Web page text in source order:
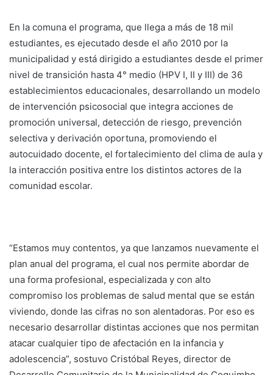
En la comuna el programa, que llega a más de 18 mil
estudiantes, es ejecutado desde el año 2010 por la
municipalidad y está dirigido a estudiantes desde el primer
nivel de transición hasta 4° medio (HPV I, II y III) de 36
establecimientos educacionales, desarrollando un modelo
de intervención psicosocial que integra acciones de
promoción universal, detección de riesgo, prevención
selectiva y derivación oportuna, promoviendo el
autocuidado docente, el fortalecimiento del clima de aula y
la interacción positiva entre los distintos actores de la
comunidad escolar.
“Estamos muy contentos, ya que lanzamos nuevamente el
plan anual del programa, el cual nos permite abordar de
una forma profesional, especializada y con alto
compromiso los problemas de salud mental que se están
viviendo, donde las cifras no son alentadoras. Por eso es
necesario desarrollar distintas acciones que nos permitan
atacar cualquier tipo de afectación en la infancia y
adolescencia”, sostuvo Cristóbal Reyes, director de